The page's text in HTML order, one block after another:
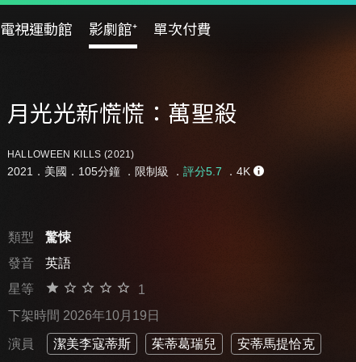
電視運動館 影劇館⁺ 單次付費
月光光新慌慌：萬聖殺
HALLOWEEN KILLS (2021)
2021．美國．105分鐘 ． 限制級 ． 評分5.7 ．4K
類型
驚悚
發音
英語
星等
1
下架時間 2026年10月19日
演員 潔美李寇蒂斯 茱蒂葛瑞兒 安蒂馬提恰克